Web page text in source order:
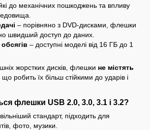
до механічних пошкоджень та впливу
– порівняно з DVD-дисками, флешки
швидший доступ до даних.
обсягів – доступні моделі від 16 ГБ до 1
жорстких дисків, флешки не містять
, що робить їх більш стійкими до ударів і
флешки USB 2.0, 3.0, 3.1 і 3.2?
стандарт, підходить для
фото, музики.